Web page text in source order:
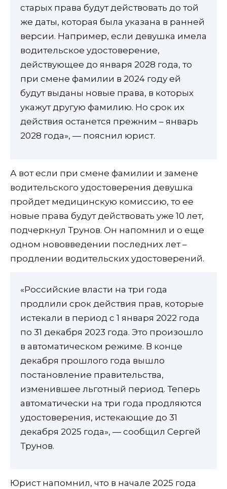
старых права будут действовать до той
же даты, которая была указана в ранней
версии. Например, если девушка имела
водительское удостоверение,
действующее до января 2028 года, то
при смене фамилии в 2024 году ей
будут выданы новые права, в которых
укажут другую фамилию. Но срок их
действия останется прежним – январь
2028 года», — пояснил юрист.
А вот если при смене фамилии и замене
водительского удостоверения девушка
пройдет медицинскую комиссию, то ее
новые права будут действовать уже 10 лет,
подчеркнул Трунов. Он напомнил и о еще
одном нововведении последних лет –
продлении водительских удостоверений.
«Российские власти на три года
продлили срок действия прав, которые
истекали в период с 1 января 2022 года
по 31 декабря 2023 года. Это произошло
в автоматическом режиме. В конце
декабря прошлого года вышло
постановление правительства,
изменившее льготный период. Теперь
автоматически на три года продляются
удостоверения, истекающие до 31
декабря 2025 года», — сообщил Сергей
Трунов.
Юрист напомнил, что в начале 2025 года